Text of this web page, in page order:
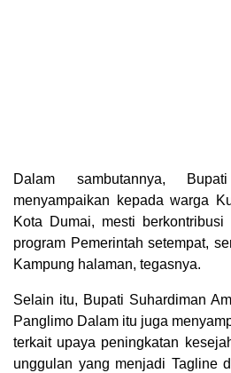
Dalam sambutannya,
menyampaikan kepada warga
Kota Dumai, mesti
program Pemerintah setempat,
Kampung halaman, tegasnya.
Selain itu, Bupati Suhardiman
Panglimo Dalam itu juga
terkait upaya peningkatan
unggulan yang menjadi Tagline